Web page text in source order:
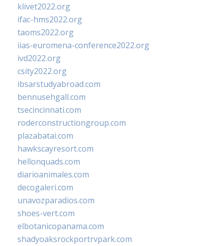
klivet2022.org
ifac-hms2022.org
taoms2022.org
iias-euromena-conference2022.org
ivd2022.org
csity2022.org
ibsarstudyabroad.com
bennusehgall.com
tsecincinnati.com
roderconstructiongroup.com
plazabatai.com
hawkscayresort.com
hellonquads.com
diarioanimales.com
decogaleri.com
unavozparadios.com
shoes-vert.com
elbotanicopanama.com
shadyoaksrockportrvpark.com